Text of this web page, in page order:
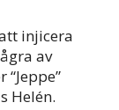
injicera
av
Helén.